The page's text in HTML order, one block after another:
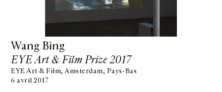
Wang Bing
EYE Art & Film Prize 2017
EYE Art & Film, Amsterdam, Pays-Bas
6 avril 2017